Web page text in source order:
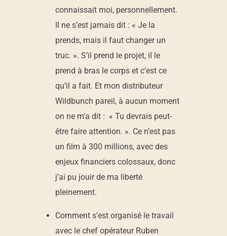
connaissait moi, personnellement.
Il ne s’est jamais dit : « Je la
prends, mais il faut changer un
truc. ». S’il prend le projet, il le
prend à bras le corps et c’est ce
qu’il a fait. Et mon distributeur
Wildbunch pareil, à aucun moment
on ne m’a dit : « Tu devrais peut-
être faire attention. ». Ce n’est pas
un film à 300 millions, avec des
enjeux financiers colossaux, donc
j’ai pu jouir de ma liberté
pleinement.
Comment s’est organisé le travail
avec le chef opérateur Ruben